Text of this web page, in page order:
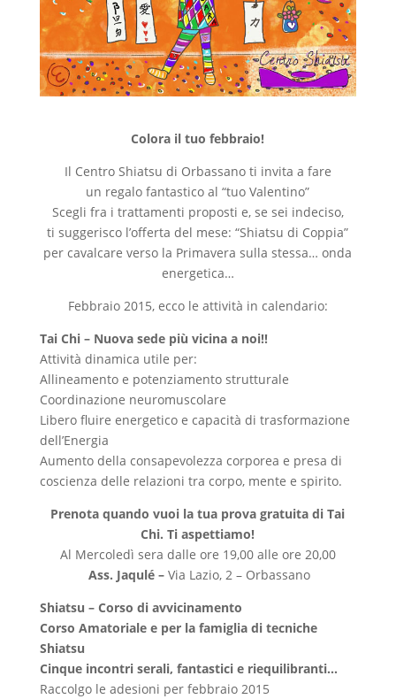
Colora il tuo febbraio!
Il Centro Shiatsu di Orbassano ti invita a fare
un regalo fantastico al “tuo Valentino”
Scegli fra i trattamenti proposti e, se sei indeciso,
ti suggerisco l’offerta del mese: “Shiatsu di Coppia”
per cavalcare verso la Primavera sulla stessa… onda
energetica…
Febbraio 2015, ecco le attività in calendario:
Tai Chi – Nuova sede più vicina a noi!!
Attività dinamica utile per:
Allineamento e potenziamento strutturale
Coordinazione neuromuscolare
Libero fluire energetico e capacità di trasformazione
dell’Energia
Aumento della consapevolezza corporea e presa di
coscienza delle relazioni tra corpo, mente e spirito.
Prenota quando vuoi la tua prova gratuita di Tai
Chi. Ti aspettiamo!
Al Mercoledì sera dalle ore 19,00 alle ore 20,00
Ass. Jaqulé –Via Lazio, 2 – Orbassano
Shiatsu – Corso di avvicinamento
Corso Amatoriale e per la famiglia di tecniche
Shiatsu
Cinque incontri serali, fantastici e riequilibranti…
Raccolgo le adesioni per febbraio 2015